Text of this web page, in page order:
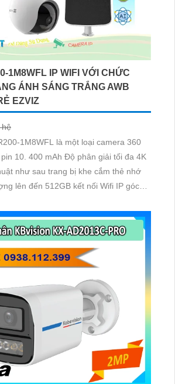
1M8WFL IP WIFI VỚI CHỨC
ÁNH SÁNG TRẮNG AWB
EZVIZ
hệ
1M8WFL là một loại camera 360
10. 400 mAh Độ phân giải tối đa 4K
như sau trang bị khe cắm thẻ nhớ
lên đến 512GB kết nối Wifi IP góc